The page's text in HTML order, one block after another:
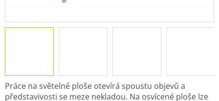
Práce na světelné ploše otevírá spoustu objevů a
představivosti se meze nekladou. Na osvícené ploše lze